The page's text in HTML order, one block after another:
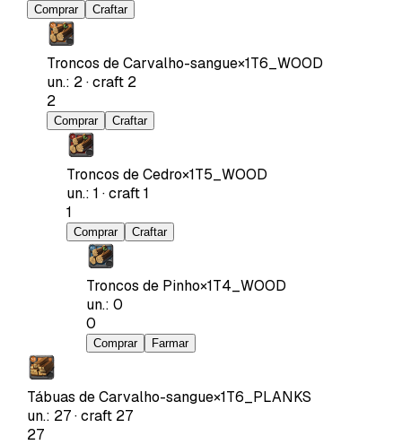
Comprar Craftar
Troncos de Carvalho-sangue×1T6_WOOD
un.: 2·craft 2
2
Comprar Craftar
Troncos de Cedro×1T5_WOOD
un.: 1 ·craft1
1
Comprar Craftar
Troncos de Pinho×1T4_WOOD
un.: 0
0
Comprar Farmar
Tábuas de Carvalho-sangue×1T6_PLANKS
un.: 27·craft 27
27